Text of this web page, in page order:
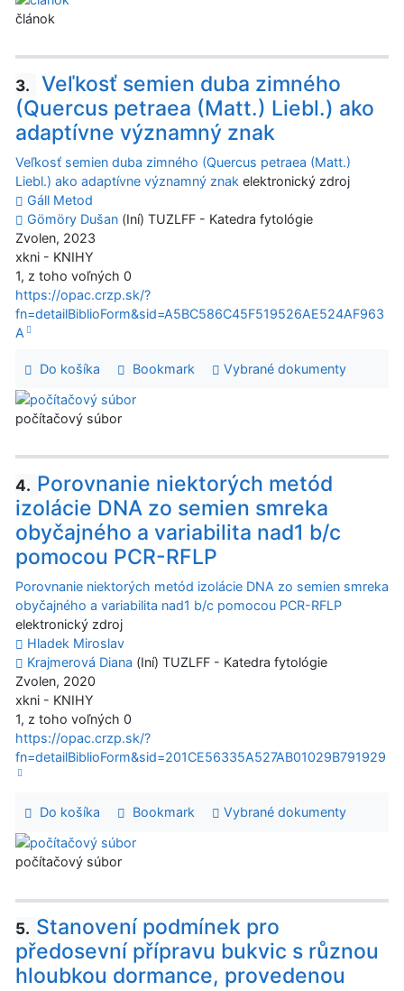
článok
3.
Veľkosť semien duba zimného
(Quercus petraea (Matt.) Liebl.) ako
adaptívne významný znak
Veľkosť semien duba zimného (Quercus petraea (Matt.)
Liebl.) ako adaptívne významný znak elektronický zdroj
Gáll Metod
Gömöry Dušan (Iní) TUZLFF - Katedra fytológie
Zvolen, 2023
xkni - KNIHY
1, z toho voľných 0
https://opac.crzp.sk/?
fn=detailBiblioForm&sid=A5BC586C45F519526AE524AF963
A
Do košíka Bookmark Vybrané dokumenty
počítačový súbor
4. Porovnanie niektorých metód
izolácie DNA zo semien smreka
obyčajného a variabilita nad1 b/c
pomocou PCR-RFLP
Porovnanie niektorých metód izolácie DNA zo semien smreka
obyčajného a variabilita nad1 b/c pomocou PCR-RFLP
elektronický zdroj
Hladek Miroslav
Krajmerová Diana (Iní) TUZLFF - Katedra fytológie
Zvolen, 2020
xkni - KNIHY
1, z toho voľných 0
https://opac.crzp.sk/?
fn=detailBiblioForm&sid=201CE56335A527AB01029B791929
Do košíka Bookmark Vybrané dokumenty
počítačový súbor
5. Stanovení podmínek pro
předosevní přípravu bukvic s různou
hloubkou dormance, provedenou